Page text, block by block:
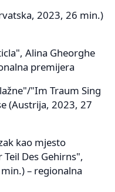
2023, 26 min.)
Alina Gheorghe
premijera
"Im Traum Sing
(Austrija, 2023, 27
kao mjesto
Des Gehirns",
– regionalna